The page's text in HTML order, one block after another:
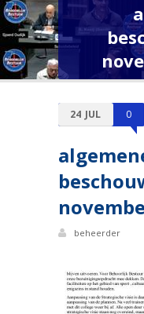
24 JUL 0
beheerder